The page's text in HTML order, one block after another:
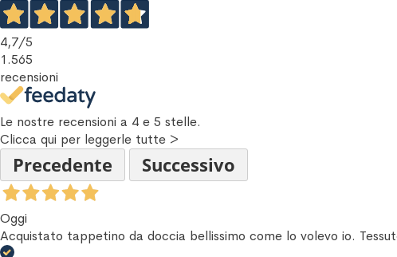
4,7/5
1.565
recensioni
Le nostre recensioni a 4 e 5 stelle.
Clicca qui per leggerle tutte >
Precedente Successivo
Oggi
Acquistato tappetino da doccia bellissimo come lo volevo io.